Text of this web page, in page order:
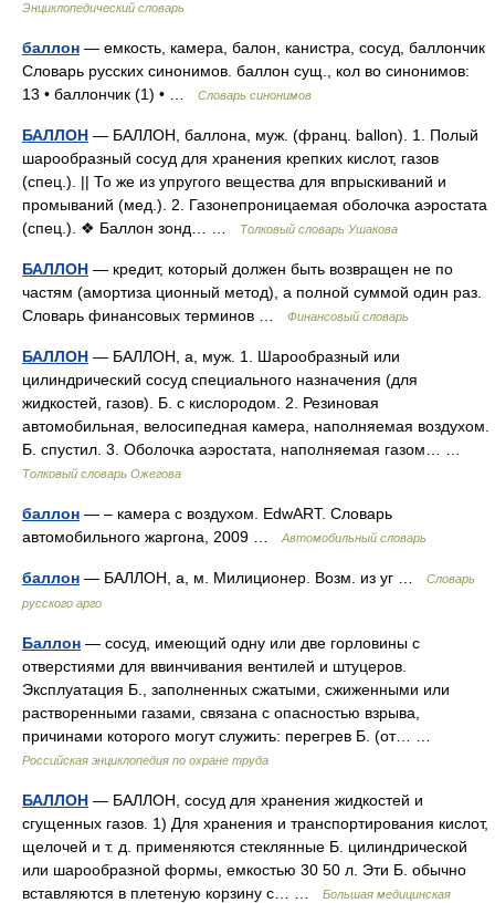
Энциклопедический словарь
баллон — емкость, камера, балон, канистра, сосуд, баллончик
Словарь русских синонимов. баллон сущ., кол во синонимов:
13 • баллончик (1) • …
Словарь синонимов
БАЛЛОН — БАЛЛОН, баллона, муж. (франц. ballon). 1. Полый
шарообразный сосуд для хранения крепких кислот, газов
(спец.). || То же из упругого вещества для впрыскиваний и
промываний (мед.). 2. Газонепроницаемая оболочка аэростата
(спец.). ❖ Баллон зонд… …
Толковый словарь Ушакова
БАЛЛОН — кредит, который должен быть возвращен не по
частям (амортиза ционный метод), а полной суммой один раз.
Словарь финансовых терминов …
Финансовый словарь
БАЛЛОН — БАЛЛОН, а, муж. 1. Шарообразный или
цилиндрический сосуд специального назначения (для
жидкостей, газов). Б. с кислородом. 2. Резиновая
автомобильная, велосипедная камера, наполняемая воздухом.
Б. спустил. 3. Оболочка аэростата, наполняемая газом… …
Толковый словарь Ожегова
баллон — – камера с воздухом. EdwART. Словарь
автомобильного жаргона, 2009 …
Автомобильный словарь
баллон — БАЛЛОН, а, м. Милиционер. Возм. из уг …
Словарь
русского арго
Баллон — сосуд, имеющий одну или две горловины с
отверстиями для ввинчивания вентилей и штуцеров.
Эксплуатация Б., заполненных сжатыми, сжиженными или
растворенными газами, связана с опасностью взрыва,
причинами которого могут служить: перегрев Б. (от… …
Российская энциклопедия по охране труда
БАЛЛОН — БАЛЛОН, сосуд для хранения жидкостей и
сгущенных газов. 1) Для хранения и транспортирования кислот,
щелочей и т. д. применяются стеклянные Б. цилиндрической
или шарообразной формы, емкостью 30 50 л. Эти Б. обычно
вставляются в плетеную корзину с… …
Большая медицинская